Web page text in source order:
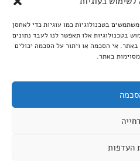
בטכנולוגיות כמו עוגיות כדי לאחסן
בטכנולוגיות אלו תאפשר לנו לעבד נתונים
באתר. אי הסכמה או ויתור על הסכמה יכולים
באתר.
העדפות
נגישות